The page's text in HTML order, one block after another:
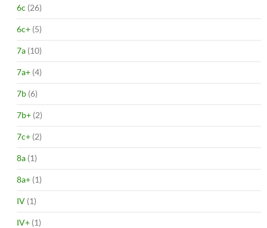
6c (26)
6c+ (5)
7a (10)
7a+ (4)
7b (6)
7b+ (2)
7c+ (2)
8a (1)
8a+ (1)
IV (1)
IV+ (1)